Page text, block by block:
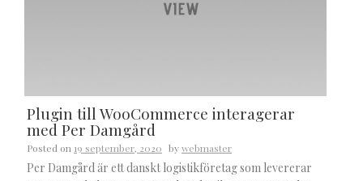
Plugin till WooCommerce interagerar
med Per Damgård
Posted on 19 september, 2020 bywebmaster
Per Damgård är ett danskt logistikföretag som levererar